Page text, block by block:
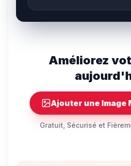
Améliorez
Ajouter une Image
Gratuit, Sécurisé et